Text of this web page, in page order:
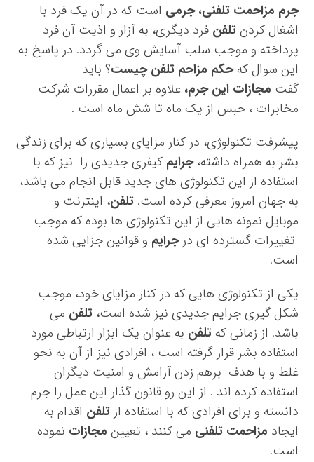
جرم مزاحمت تلفنی، جرمی است که در آن یک فرد با
اشغال کردنتلفنفرد دیگری، به آزار و اذیت آن فرد
پرداخته و موجب سلب آسایش وی می گردد. در پاسخ به
این سوال کهحکم مزاحم تلفن چیست؟ باید
گفت مجازات این جرم، علاوه بر اعمال مقررات شرکت
مخابرات ، حبس از یک ماه تا شش ماه است .
پیشرفت تکنولوژی، در کنار مزایای بسیاری که برای زندگی
بشر به همراه داشته،جرایمکیفری جدیدی را نیز که با
استفاده از این تکنولوژی های جدید قابل انجام می باشد،
به جهان امروز معرفی کرده است.تلفن، اینترنت و
موبایل نمونه هایی از این تکنولوژی ها بوده که موجب
تغییرات گسترده ای درجرایم و قوانین جزایی شده
است.
یکی از تکنولوژی هایی که در کنار مزایای خود، موجب
شکل گیری جرایم جدیدی نیز شده است،تلفن می
باشد. از زمانی کهتلفن به عنوان یک ابزار ارتباطی مورد
استفاده بشر قرار گرفته است ، افرادی نیز از آن به نحو
غلط و با هدف برهم زدن آرامش و امنیت دیگران
استفاده کرده اند . از این رو قانون گذار این عمل را جرم
دانسته و برای افرادی که با استفاده ازتلفن اقدام به
ایجاد مزاحمت تلفنی می کنند ، تعیین مجازات نموده
است.